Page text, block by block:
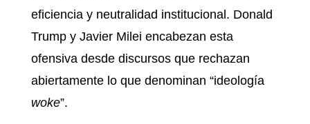
eficiencia y neutralidad institucional. Donald
Trump y Javier Milei encabezan esta
ofensiva desde discursos que rechazan
abiertamente lo que denominan “ideología
woke”.